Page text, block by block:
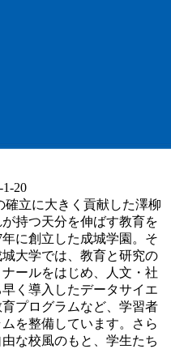
20
確立に大きく貢献した澤柳
持つ天分を伸ばす教育を
に創立した成城学園。そ
大学では、教育と研究の
ールをはじめ、人文・社
く導入したデータサイエ
プログラムなど、学習者
を整備しています。さら
な校風のもと、学生たち